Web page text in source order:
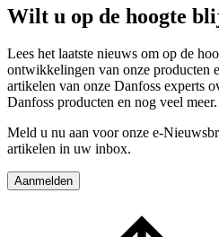
Wilt u op de hoogte
Lees het laatste nieuws om op de
ontwikkelingen van onze producten
artikelen van onze Danfoss experts
Danfoss producten en nog veel meer.
Meld u nu aan voor onze e-
artikelen in uw inbox.
Aanmelden